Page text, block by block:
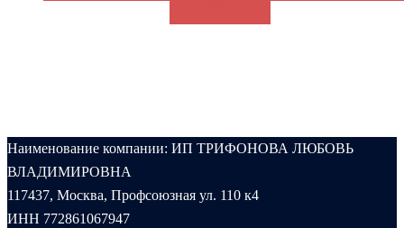
Наименование компании: ИП ТРИФОНОВА ЛЮБОВЬ
ВЛАДИМИРОВНА
117437, Москва, Профсоюзная ул. 110 к4
ИНН 772861067947